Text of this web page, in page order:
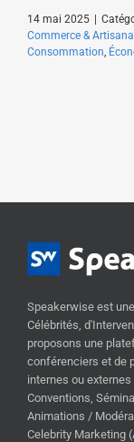
14 mai 2025 |
Commerce &
Consommation,
Speakerwise est
Célébrités,
proposons une
conférenciers et de
internes ou
Conventions,
Animations /
Celebrity Marketing